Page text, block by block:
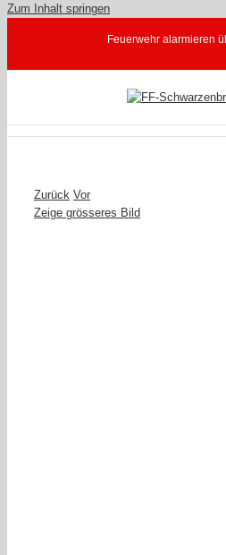
Zum Inhalt springen
Feuerwehr alarmieren
Zurück Vor
Zeige grösseres Bild